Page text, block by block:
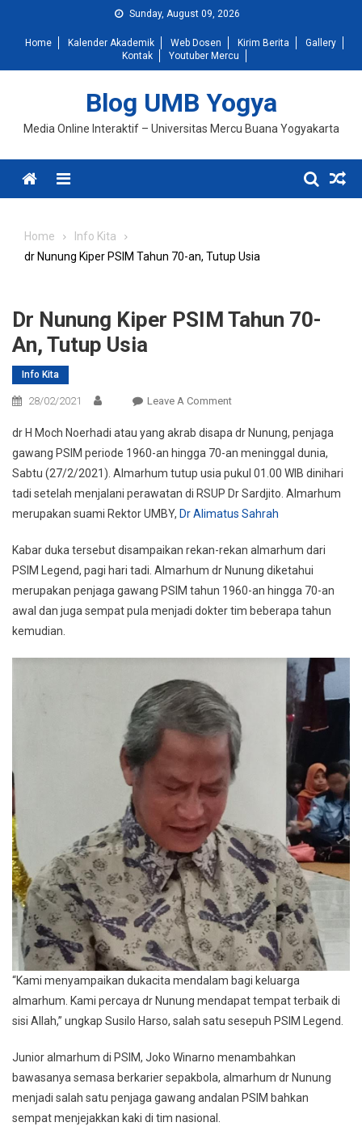
content
Sunday, August 09, 2026
Home Kalender Akademik Web Dosen Kirim Berita
Gallery
Kontak
Youtuber Mercu
Blog UMB Yogya
Media Online Interaktif – Universitas Mercu Buana Yogyakarta
Menu
Home
Info Kita
dr Nunung Kiper PSIM Tahun 70-an, Tutup Usia
Dr Nunung Kiper PSIM Tahun 70-
An, Tutup Usia
Info Kita
28/02/2021 Leave A CommentOn
Nunung
Kiper
PSIM
Tahun
70-
Tutup
Usia
dr H Moch Noerhadi atau yang akrab disapa dr Nunung, penjaga
gawang PSIM periode 1960-an hingga 70-an meninggal dunia,
Sabtu (27/2/2021). Almarhum tutup usia pukul 01.00 WIB dinihari
tadi setelah menjalani perawatan di RSUP Dr Sardjito. Almarhum
merupakan suami Rektor UMBY, Dr Alimatus Sahrah
Kabar duka tersebut disampaikan rekan-rekan almarhum dari
PSIM Legend, pagi hari tadi. Almarhum dr Nunung diketahui
merupakan penjaga gawang PSIM tahun 1960-an hingga 70-an
awal dan juga sempat pula menjadi dokter tim beberapa tahun
kemudian.
“Kami menyampaikan dukacita mendalam bagi keluarga
almarhum. Kami percaya dr Nunung mendapat tempat terbaik di
sisi Allah,” ungkap Susilo Harso, salah satu sesepuh PSIM Legend.
Junior almarhum di PSIM, Joko Winarno menambahkan
bawasanya semasa berkarier sepakbola, almarhum dr Nunung
menjadi salah satu penjaga gawang andalan PSIM bahkan
sempat menjejakkan kaki di tim nasional.